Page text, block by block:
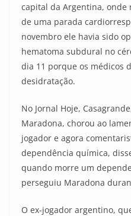
capital da Argentina, onde
de uma parada
novembro ele havia sido
hematoma subdural no
dia 11 porque os médicos
desidratação.
No Jornal Hoje,
Maradona, chorou ao
jogador e agora
dependência química,
quando morre um
perseguiu Maradona
O ex-jogador argentino,